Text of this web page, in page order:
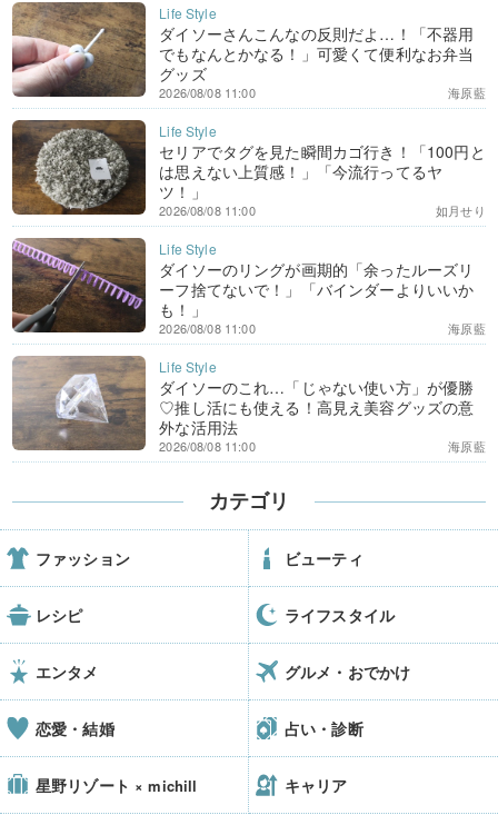
ダイソーさんこんなの反則だよ…！「不器用
でもなんとかなる！」可愛くて便利なお弁当
グッズ
海原藍
2026/08/08 11:00
セリアでタグを見た瞬間カゴ行き！「100円と
は思えない上質感！」「今流行ってるヤ
ツ！」
如月せり
2026/08/08 11:00
ダイソーのリングが画期的「余ったルーズリ
ーフ捨てないで！」「バインダーよりいいか
も！」
海原藍
2026/08/08 11:00
ダイソーのこれ…「じゃない使い方」が優勝
♡推し活にも使える！高見え美容グッズの意
外な活用法
海原藍
2026/08/08 11:00
カテゴリ
ファッション ビューティ
レシピ ライフスタイル
エンタメ グルメ・おでかけ
恋愛・結婚 占い・診断
星野リゾート × michill キャリア